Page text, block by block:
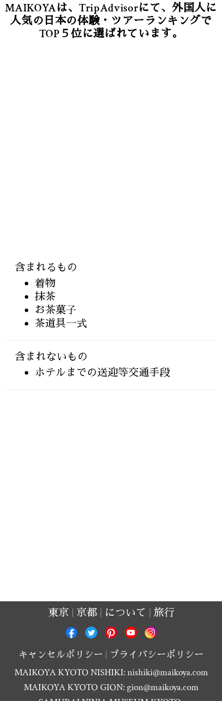
MAIKOYAは、TripAdvisorにて、外国人に
人気の日本の体験・ツアーランキングで
TOP５位に選ばれています。
含まれるもの
着物
抹茶
お茶菓子
茶道具一式
含まれないもの
ホテルまでの送迎等交通手段
東京 京都 について 旅行
キャンセルポリシー
プライバシーポリシー
MAIKOYA KYOTO NISHIKI:nishiki@maikoya.com
MAIKOYA KYOTO GION:gion@maikoya.com